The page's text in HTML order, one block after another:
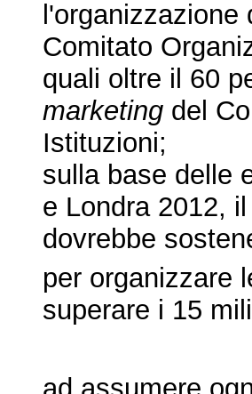
l'organizzazione
Comitato
quali oltre il 60
marketing del
Istituzioni;
sulla base delle
e Londra 2012,
dovrebbe
per organizzare
superare i 15